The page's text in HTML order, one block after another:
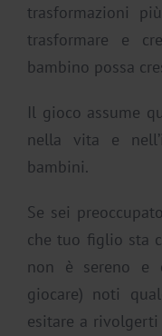
trasformazioni
trasformare e
bambino possa
Il gioco assume
nella vita e
bambini.
Se sei
che tuo figlio sta
non è sereno e
giocare) noti
esitare a rivolgerti